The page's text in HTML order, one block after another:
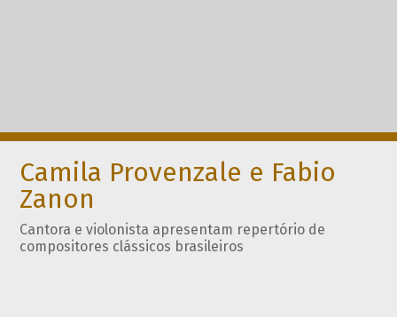
Camila Provenzale e Fabio
Zanon
Cantora e violonista apresentam repertório de
compositores clássicos brasileiros